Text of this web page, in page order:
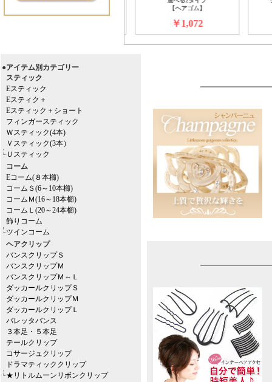
●アイテム別カテゴリー
スティック
Eスティック
Eスティク＋
Eスティック＋ショート
フィンガースティック
Ｗスティック(4本)
Ｖスティック(3本）
Ｕスティック
コーム
Eコーム(８本櫛)
コームＳ(6～10本櫛)
コームＭ(16～18本櫛)
コームＬ(20～24本櫛)
飾りコーム
ツインコーム
ヘアクリップ
バンスクリップＳ
バンスクリップＭ
バンスクリップＭ～Ｌ
ダッカールクリップＳ
ダッカールクリップＭ
ダッカールクリップＬ
バレッタバンス
３本足・５本足
テールクリップ
コサージュクリップ
ドラマティッククリップ
★リトルムーンリボンクリップ